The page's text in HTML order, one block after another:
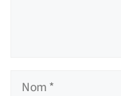
Nom